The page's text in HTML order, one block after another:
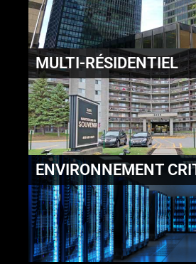
MULTI-RÉSIDENTIEL
ENVIRONNEMENT